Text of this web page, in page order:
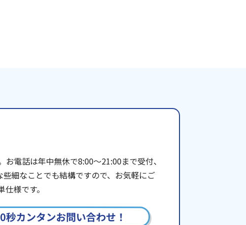
電話は年中無休で8:00〜21:00まで受付、
細なことでも結構ですので、お気軽にご
様です。
秒カンタンお問い合わせ！